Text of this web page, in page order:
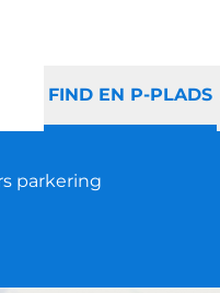
FIND EN P-PLADS
parkering